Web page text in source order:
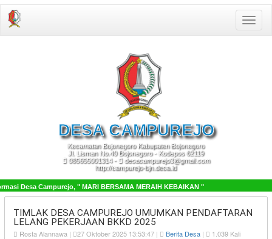
Toggle
DESACAMPUREJO
Kecamatan Bojonegoro Kabupaten Bojonegoro
Jl. Lisman No.40 Bojonegoro - Kodepos 62119
085655001314 -
desacampurejo3@gmail.com
http://campurejo-bjn.desa.id
Desa Campurejo, " MARI BERSAMA MERAIH KEBAIKAN "
TIMLAK DESA CAMPUREJO UMUMKAN PENDAFTARAN
LELANG PEKERJAAN BKKD 2025
Rosta Alannawa | 27 Oktober 2025 13:53:47 | Berita Desa | 1.039 Kali